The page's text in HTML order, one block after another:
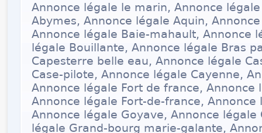
Annonce légale le marin, Annonce
Abymes, Annonce légale Aquin,
Annonce légale Baie-mahault, Annonce
légale Bouillante, Annonce légale Bras
Capesterre belle eau, Annonce légale
Case-pilote, Annonce légale Cayenne,
Annonce légale Fort de france, Annonce
Annonce légale Fort-de-france, Annonce
Annonce légale Goyave, Annonce
légale Grand-bourg marie-galante,